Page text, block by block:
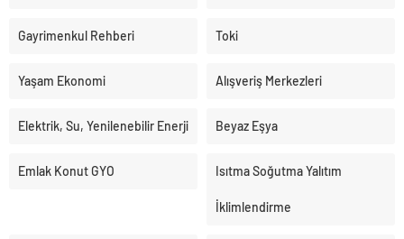
Gayrimenkul Rehberi Toki
Yaşam Ekonomi Alışveriş Merkezleri
Elektrik, Su, Yenilenebilir Enerji Beyaz Eşya
Emlak Konut GYO Isıtma Soğutma Yalıtım
İklimlendirme